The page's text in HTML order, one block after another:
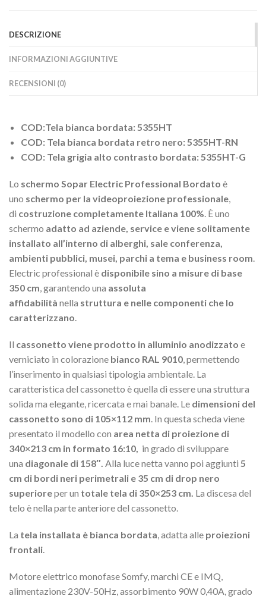
DESCRIZIONE
INFORMAZIONI AGGIUNTIVE
RECENSIONI (0)
COD:Tela bianca bordata: 5355HT
COD: Tela bianca bordata retro nero: 5355HT-RN
COD: Tela grigia alto contrasto bordata: 5355HT-G
Lo schermo Sopar Electric Professional Bordato è
uno schermo per la videoproiezione professionale
di costruzione completamente Italiana 100% . È uno
schermo adatto ad aziende, service e viene solitamente
installato all’interno di alberghi, sale conferenza,
ambienti pubblici, musei, parchi a tema e business room
Electric professional è disponibile sino a misure di base
350 cm , garantendo una assoluta
affidabilità nella struttura e nelle componenti che lo
caratterizzano
Il cassonetto viene prodotto in alluminio anodizzato e
verniciato in colorazione bianco RAL 9010 , permettendo
l’inserimento in qualsiasi tipologia ambientale. La
caratteristica del cassonetto è quella di essere una struttura
solida ma elegante, ricercata e mai banale. Le dimensioni del
cassonetto sono di 105×112 mm . In questa scheda viene
presentato il modello con area netta di proiezione di
340×213 cm in formato 16:10, in grado di sviluppare
una diagonale di 158″. Alla luce netta vanno poi aggiunti 5
cm di bordi neri perimetrali e 35 cm di drop nero
superioreper un totale tela di 350×253 cm. La discesa del
telo è nella parte anteriore del cassonetto.
La tela installata è bianca bordata , adatta alle proiezioni
frontali
Motore elettrico monofase Somfy, marchi CE e IMQ,
alimentazione 230V-50Hz, assorbimento 90W 0,40A, grado